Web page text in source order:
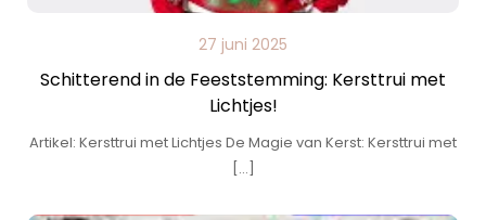
27 juni 2025
Schitterend in de Feeststemming: Kersttrui met
Lichtjes!
Artikel: Kersttrui met Lichtjes De Magie van Kerst: Kersttrui met
[…]